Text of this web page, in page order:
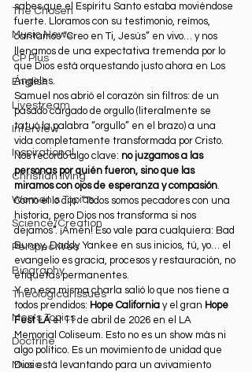
The Chosen
Music News
CP Plus
English
Livestream
Interview
Inspirational
Christian living
Women's Topics
Science/Creation
Perspectives
Biography
Theological Issues
Men's Topics
Doctrine
Music
sabes que el Espíritu Santo estaba moviéndose
fuerte. Lloramos con su testimonio, reímos,
cantamos “Creo en Ti, Jesús” en vivo… y nos
llenamos de una expectativa tremenda por lo
que Dios está orquestando justo ahora en Los
Ángeles.
Samuel nos abrió el corazón sin filtros: de un
pasado cargado de orgullo (literalmente se
tatuó la palabra “orgullo” en el brazo) a una
vida completamente transformada por Cristo.
Nos recordó algo clave: no juzgamos a las
personas por quién fueron, sino que las
miramos con ojos de esperanza y compasión.
Como él lo dijo: “Todos somos pecadores con una
historia, pero Dios nos transforma si nos
dejamos”. ¡Amén! Eso vale para cualquiera: Bad
Bunny, Daddy Yankee en sus inicios, tú, yo… el
evangelio es gracia, procesos y restauración, no
etiquetas permanentes.
Y en esa misma charla salió lo que nos tiene a
todos prendidos: Hope California y el gran Hope
Fest LA el 11 de abril de 2026 en el LA
Memorial Coliseum. Esto no es un show más ni
algo político. Es un movimiento de unidad que
Dios está levantando para un avivamiento